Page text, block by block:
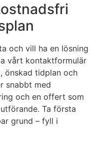
och vill ha en lösning
vårt kontaktformulär
önskad tidplan och
snabbt med
och en offert som
Ta första
grund – fyll i